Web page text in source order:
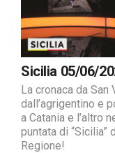
Sicilia 05/06/
La cronaca da San
dall’agrigentino e
a Catania e l’altro
puntata di “Sicilia”
Regione!